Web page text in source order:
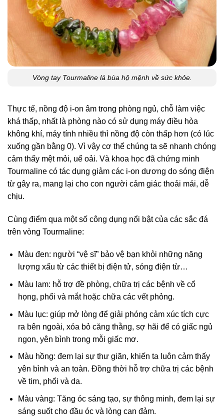
Vòng tay Tourmaline lá bùa hộ mệnh về sức khỏe.
Thực tế, nồng độ i-on âm trong phòng ngủ, chỗ làm việc
khá thấp, nhất là phòng nào có sử dụng máy điều hòa
không khí, máy tính nhiều thì nồng độ còn thấp hơn (có lúc
xuống gần bằng 0). Vì vậy cơ thể chúng ta sẽ nhanh chóng
cảm thấy mệt mỏi, uể oải. Và khoa học đã chứng minh
Tourmaline có tác dụng giảm các i-on dương do sóng điện
từ gây ra, mang lại cho con người cảm giác thoải mái, dễ
chịu.
Cùng điểm qua một số công dụng nổi bật của các sắc đá
trên vòng Tourmaline:
Màu đen: người “vệ sĩ” bảo vệ bạn khỏi những năng
lượng xấu từ các thiết bị điện tử, sóng điện từ…
Màu lam: hỗ trợ đề phòng, chữa trị các bệnh về cổ
họng, phổi và mắt hoặc chữa các vết phỏng.
Màu lục: giúp mở lòng để giải phóng cảm xúc tích cực
ra bên ngoài, xóa bỏ căng thằng, sợ hãi để có giấc ngủ
ngon, yên bình trong mỗi giấc mơ.
Màu hồng: đem lại sự thư giãn, khiến ta luôn cảm thấy
yên bình và an toàn. Đồng thời hỗ trợ chữa trị các bệnh
về tim, phổi và da.
Màu vàng: Tăng óc sáng tạo, sự thông minh, đem lại sự
sáng suốt cho đầu óc và lòng can đảm.